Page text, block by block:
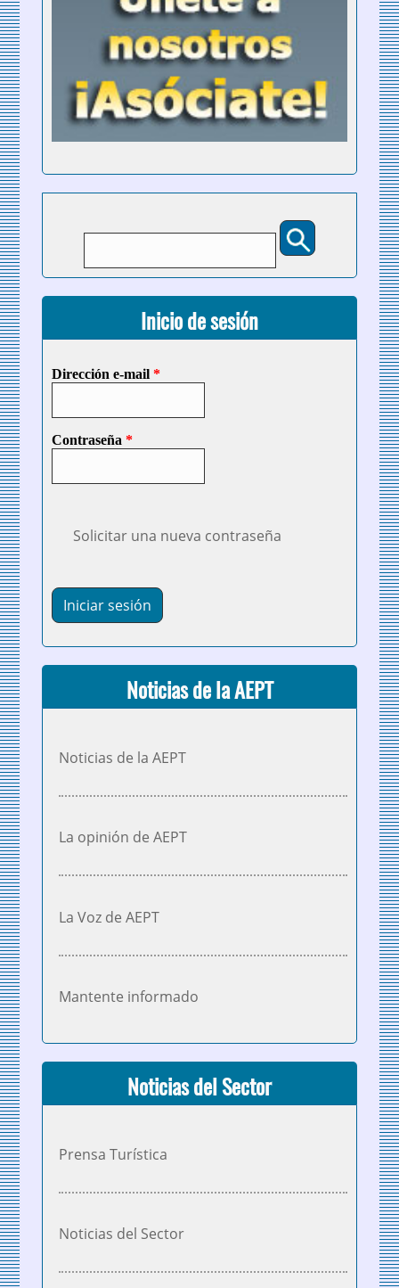
Inicio de sesión
Dirección e-mail *
Contraseña *
Solicitar una nueva contraseña
Noticias de la AEPT
Noticias de la AEPT
La opinión de AEPT
La Voz de AEPT
Mantente informado
Noticias del Sector
Prensa Turística
Noticias del Sector